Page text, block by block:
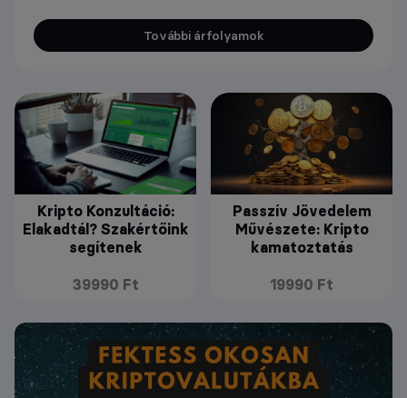
További árfolyamok
Kripto Konzultáció:
Elakadtál? Szakértőink
segítenek
39990 Ft
Passzív Jövedelem
Művészete: Kripto
kamatoztatás
19990 Ft